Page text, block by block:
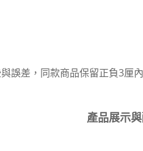
誤差，同款商品保留正負3厘
產品展示